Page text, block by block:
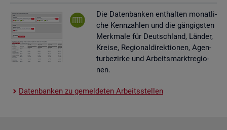
Die Da­ten­ban­ken ent­hal­ten mo­nat­li­
che Kenn­zah­len und die gän­gigs­ten
Merk­ma­le für Deutsch­land, Län­der,
Krei­se, Re­gio­nal­di­rek­tio­nen, Agen­
tur­be­zir­ke und Ar­beits­markt­re­gio­
nen.
Da­ten­ban­ken zu ge­mel­de­ten Ar­beits­stel­len